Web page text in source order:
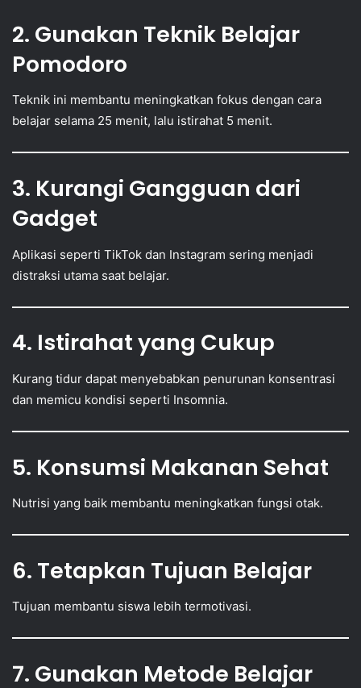
2. Gunakan Teknik Belajar
Pomodoro
Teknik ini membantu meningkatkan fokus dengan cara
belajar selama 25 menit, lalu istirahat 5 menit.
3. Kurangi Gangguan dari
Gadget
Aplikasi seperti TikTok dan Instagram sering menjadi
distraksi utama saat belajar.
4. Istirahat yang Cukup
Kurang tidur dapat menyebabkan penurunan konsentrasi
dan memicu kondisi seperti Insomnia.
5. Konsumsi Makanan Sehat
Nutrisi yang baik membantu meningkatkan fungsi otak.
6. Tetapkan Tujuan Belajar
Tujuan membantu siswa lebih termotivasi.
7. Gunakan Metode Belajar